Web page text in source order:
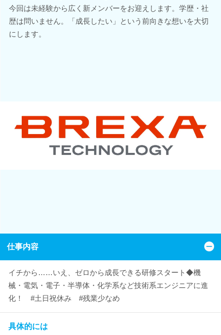
今回は未経験から広く新メンバーをお迎えします。学歴・社
歴は問いません。「成長したい」という前向きな想いを大切
にします。
仕事内容
イチから……いえ、ゼロから成長できる研修スタート◆機
械・電気・電子・半導体・化学系など技術系エンジニアに進
化！ #土日祝休み #残業少なめ
具体的には